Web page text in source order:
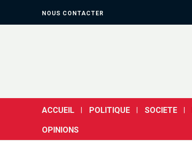
NOUS CONTACTER
ACCUEIL POLITIQUE SOCIETE
OPINIONS